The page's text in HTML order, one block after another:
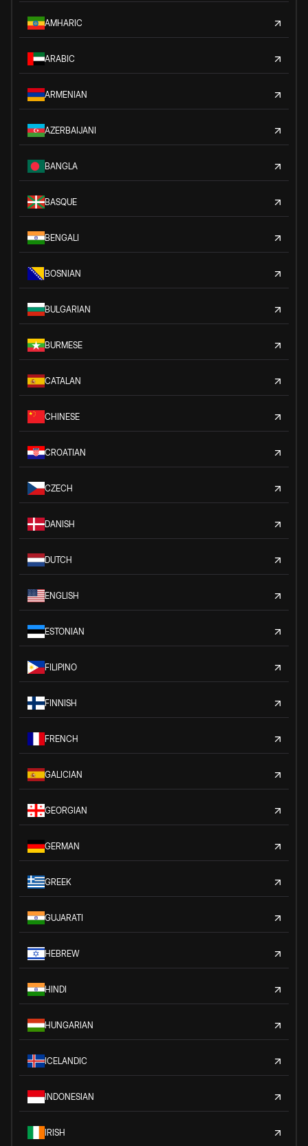
AMHARIC
ARABIC
ARMENIAN
AZERBAIJANI
BANGLA
BASQUE
BENGALI
BOSNIAN
BULGARIAN
BURMESE
CATALAN
CHINESE
CROATIAN
CZECH
DANISH
DUTCH
ENGLISH
ESTONIAN
FILIPINO
FINNISH
FRENCH
GALICIAN
GEORGIAN
GERMAN
GREEK
GUJARATI
HEBREW
HINDI
HUNGARIAN
ICELANDIC
INDONESIAN
IRISH